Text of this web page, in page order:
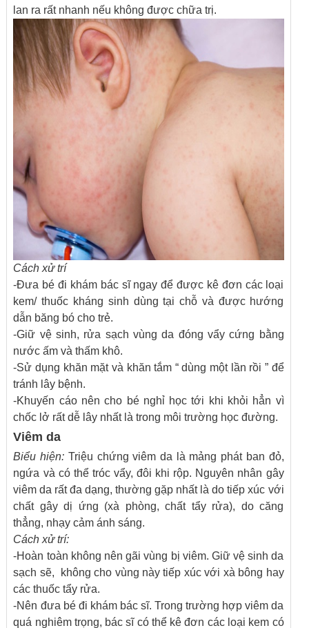
lan ra rất nhanh nếu không được chữa trị.
Cách xử trí
-Đưa bé đi khám bác sĩ ngay để được kê đơn các loại
kem/ thuốc kháng sinh dùng tại chỗ và được hướng
dẫn băng bó cho trẻ.
-Giữ vệ sinh, rửa sạch vùng da đóng vẩy cứng bằng
nước ấm và thấm khô.
-Sử dụng khăn mặt và khăn tắm “ dùng một lần rồi ” để
tránh lây bệnh.
-Khuyến cáo nên cho bé nghỉ học tới khi khỏi hẳn vì
chốc lở rất dễ lây nhất là trong môi trường học đường.
Viêm da
Biểu hiện: Triệu chứng viêm da là mảng phát ban đỏ,
ngứa và có thể tróc vẩy, đôi khi rộp. Nguyên nhân gây
viêm da rất đa dạng, thường gặp nhất là do tiếp xúc với
chất gây dị ứng (xà phòng, chất tẩy rửa), do căng
thẳng, nhạy cảm ánh sáng.
Cách xử trí:
-Hoàn toàn không nên gãi vùng bị viêm. Giữ vệ sinh da
sạch sẽ, không cho vùng này tiếp xúc với xà bông hay
các thuốc tẩy rửa.
-Nên đưa bé đi khám bác sĩ. Trong trường hợp viêm da
quá nghiêm trọng, bác sĩ có thể kê đơn các loại kem có